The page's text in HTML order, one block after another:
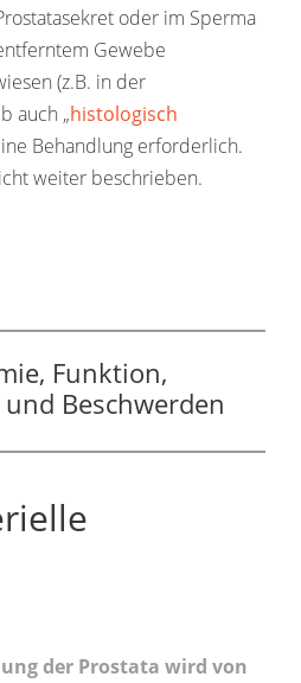
oder im Sperma
Gewebe
(z.B. in der
auch „histologisch
Behandlung erforderlich.
weiter beschrieben.
Funktion,
Beschwerden
der Prostata wird von